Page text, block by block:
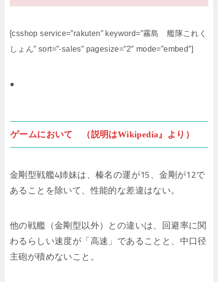
[csshop service=”rakuten” keyword=”霧島 艦隊これく
しょん” sort=”-sales” pagesize=”2″ mode=”embed”]
●
ゲームにおいて （説明はWikipedia』より）
金剛型戦艦4姉妹は、榛名の運が15、金剛が12で
あることを除いて、性能的な差違はない。
他の戦艦（金剛型以外）との違いは、回避率に関
わるらしい速度が「高速」であることと、中口径
主砲が積めないこと。